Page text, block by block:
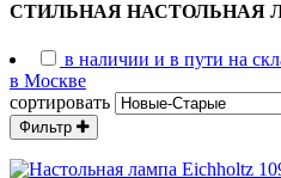
СТИЛЬНАЯ НАСТОЛЬНАЯ
в наличии и в пути на
в Москве
сортировать
Фильтр